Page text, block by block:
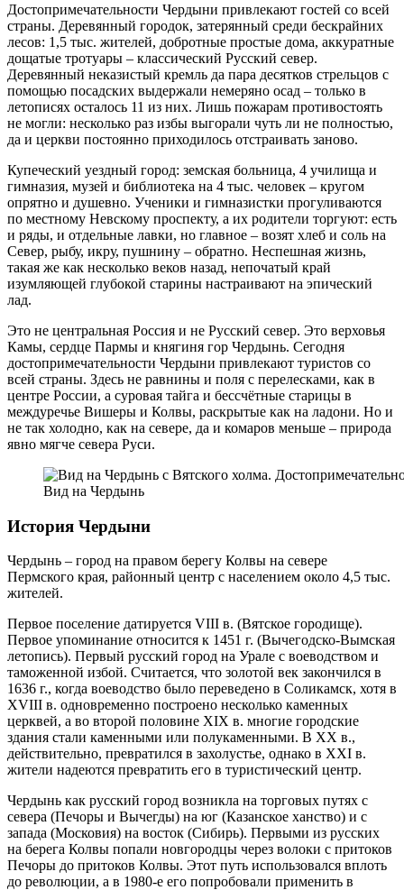
Достопримечательности Чердыни привлекают гостей со всей
страны. Деревянный городок, затерянный среди бескрайних
лесов: 1,5 тыс. жителей, добротные простые дома, аккуратные
дощатые тротуары – классический Русский север.
Деревянный неказистый кремль да пара десятков стрельцов с
помощью посадских выдержали немеряно осад – только в
летописях осталось 11 из них. Лишь пожарам противостоять
не могли: несколько раз избы выгорали чуть ли не полностью,
да и церкви постоянно приходилось отстраивать заново.
Купеческий уездный город: земская больница, 4 училища и
гимназия, музей и библиотека на 4 тыс. человек – кругом
опрятно и душевно. Ученики и гимназистки прогуливаются
по местному Невскому проспекту, а их родители торгуют: есть
и ряды, и отдельные лавки, но главное – возят хлеб и соль на
Север, рыбу, икру, пушнину – обратно. Неспешная жизнь,
такая же как несколько веков назад, непочатый край
изумляющей глубокой старины настраивают на эпический
лад.
Это не центральная Россия и не Русский север. Это верховья
Камы, сердце Пармы и княгиня гор Чердынь. Сегодня
достопримечательности Чердыни привлекают туристов со
всей страны. Здесь не равнины и поля с перелесками, как в
центре России, а суровая тайга и бессчётные старицы в
междуречье Вишеры и Колвы, раскрытые как на ладони. Но и
не так холодно, как на севере, да и комаров меньше – природа
явно мягче севера Руси.
Вид на Чердынь
История Чердыни
Чердынь – город на правом берегу Колвы на севере
Пермского края, районный центр с населением около 4,5 тыс.
жителей.
Первое поселение датируется VIII в. (Вятское городище).
Первое упоминание относится к 1451 г. (Вычегодско-Вымская
летопись). Первый русский город на Урале с воеводством и
таможенной избой. Считается, что золотой век закончился в
1636 г., когда воеводство было переведено в Соликамск, хотя в
XVIII в. одновременно построено несколько каменных
церквей, а во второй половине XIX в. многие городские
здания стали каменными или полукаменными. В XX в.,
действительно, превратился в захолустье, однако в XXI в.
жители надеются превратить его в туристический центр.
Чердынь как русский город возникла на торговых путях с
севера (Печоры и Вычегды) на юг (Казанское ханство) и с
запада (Московия) на восток (Сибирь). Первыми из русских
на берега Колвы попали новгородцы через волоки с притоков
Печоры до притоков Колвы. Этот путь использовался вплоть
до революции, а в 1980-е его попробовали применить в